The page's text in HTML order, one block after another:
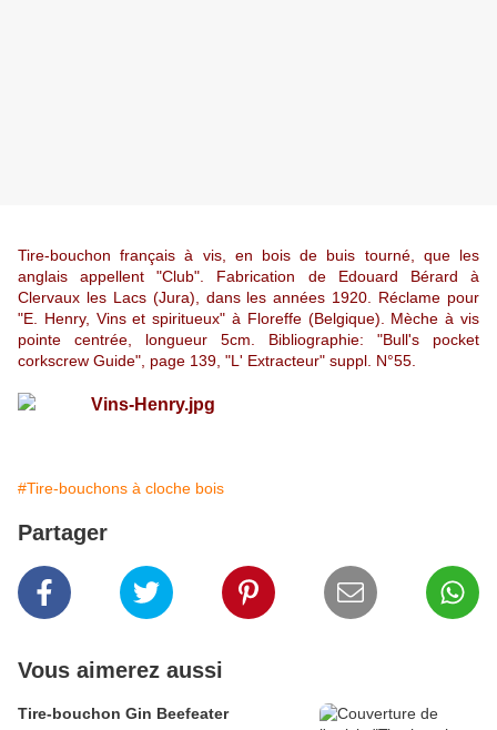
Tire-bouchon français à vis, en bois de buis tourné, que les
anglais appellent "Club". Fabrication de Edouard Bérard à
Clervaux les Lacs (Jura), dans les années 1920. Réclame pour
"E. Henry, Vins et spiritueux" à Floreffe (Belgique). Mèche à vis
pointe centrée, longueur 5cm. Bibliographie: "Bull's pocket
corkscrew Guide", page 139, "L' Extracteur" suppl. N°55.
#Tire-bouchons à cloche bois
Partager
Vous aimerez aussi
Tire-bouchon Gin Beefeater